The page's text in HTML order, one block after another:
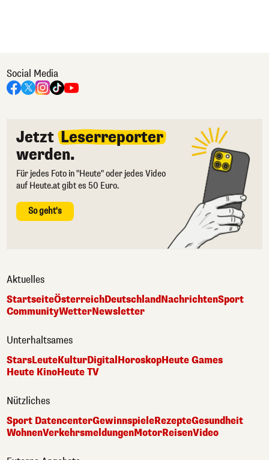
Social Media
Jetzt Leserreporter
werden.
Für jedes Foto in "Heute" oder jedes Video
auf Heute.at gibt es 50 Euro.
So geht's
Aktuelles
StartseiteÖsterreichDeutschlandNachrichtenSport
CommunityWetterNewsletter
Unterhaltsames
StarsLeuteKulturDigital HoroskopHeute Games
Heute KinoHeute TV
Nützliches
Sport DatencenterGewinnspieleRezepteGesundheit
WohnenVerkehrsmeldungenMotorReisenVideo